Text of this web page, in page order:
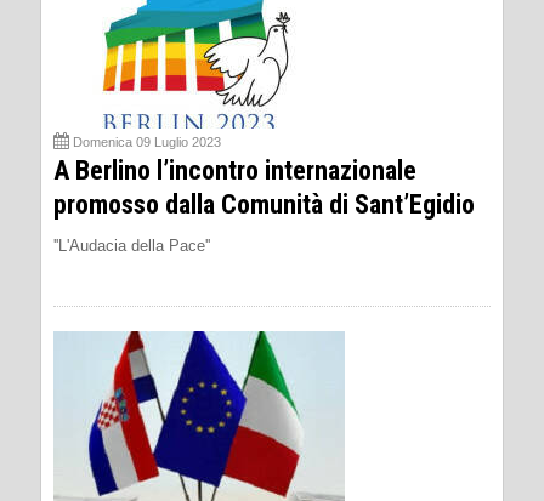
Domenica 09 Luglio 2023
A Berlino l’incontro internazionale
promosso dalla Comunità di Sant’Egidio
''L'Audacia della Pace''